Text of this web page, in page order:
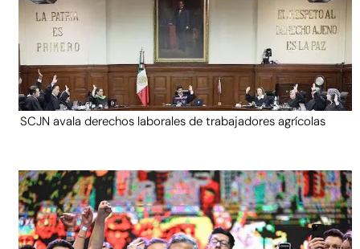
SCJN avala derechos laborales de trabajadores agrícolas